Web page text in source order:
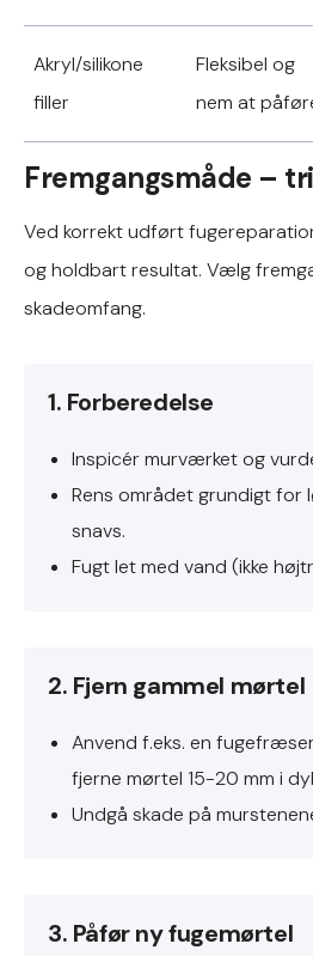
Akryl/silikone
filler
Fleksibel og
nem at
Fremgangsmåde –
Ved korrekt udført
og holdbart resultat. Vælg
skadeomfang.
1. Forberedelse
Inspicér murværket og
Rens området grundigt for
snavs.
Fugt let med vand (ikke
2. Fjern gammel mørtel
Anvend f.eks. en
fjerne mørtel 15-20 mm i
Undgå skade på
3. Påfør ny fugemørtel